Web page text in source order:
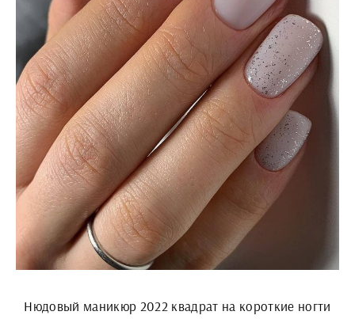
Нюдовый маникюр 2022 квадрат на короткие ногти